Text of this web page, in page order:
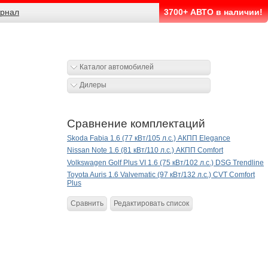
3700+ АВТО в наличии!
Каталог автомобилей
Дилеры
Сравнение комплектаций
Skoda Fabia 1.6 (77 кВт/105 л.с.) АКПП Elegance
Nissan Note 1.6 (81 кВт/110 л.с.) АКПП Comfort
Volkswagen Golf Plus VI 1.6 (75 кВт/102 л.с.) DSG Trendline
Toyota Auris 1.6 Valvematic (97 кВт/132 л.с.) CVT Comfort
Plus
Сравнить Редактировать список